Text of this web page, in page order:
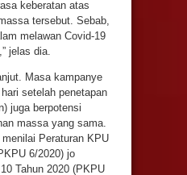
keberatan atas
tersebut. Sebab,
melawan Covid-19
jelas dia.
Masa kampanye
setelah penetapan
juga berpotensi
massa yang sama.
Peraturan KPU
6/2020) jo
Tahun 2020 (PKPU